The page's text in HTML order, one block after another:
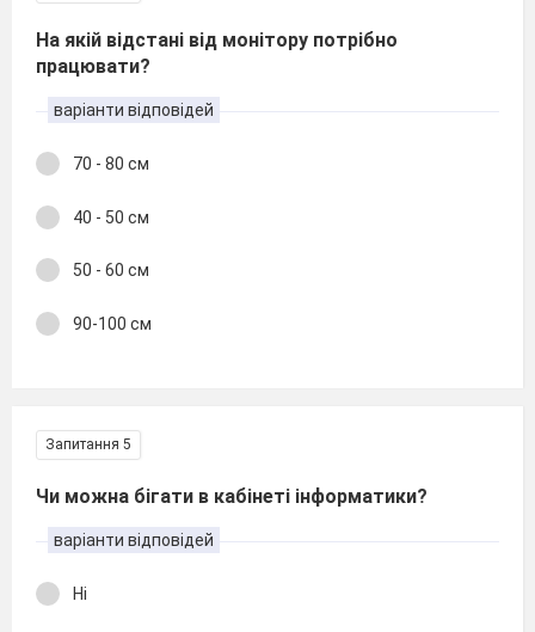
На якій відстані від монітору потрібно
працювати?
варіанти відповідей
70 - 80 см
40 - 50 см
50 - 60 см
90-100 см
Запитання 5
Чи можна бігати в кабінеті інформатики?
варіанти відповідей
Ні